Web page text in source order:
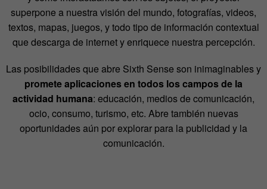
superpone a nuestra visión del mundo, fotografías, videos,
textos, mapas, juegos, y todo tipo de información contextual
que descarga de internet y enriquece nuestra percepción.
Las posibilidades que abre Sixth Sense son inimaginables y
promete aplicaciones en todos los campos de la
actividad humana: educación, medios de comunicación,
ocio, consumo, turismo, etc. Abre también nuevas
oportunidades aún por explorar para la publicidad y la
comunicación.